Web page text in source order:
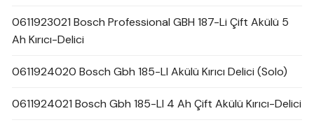
0611923021 Bosch Professional GBH 187-Li Çift Akülü 5
Ah Kırıcı-Delici
0611924020 Bosch Gbh 185-LI Akülü Kırıcı Delici (Solo)
0611924021 Bosch Gbh 185-LI 4 Ah Çift Akülü Kırıcı-Delici